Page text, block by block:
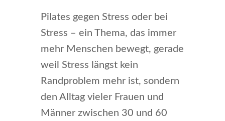
Pilates gegen Stress oder bei
Stress – ein Thema, das immer
mehr Menschen bewegt, gerade
weil Stress längst kein
Randproblem mehr ist, sondern
den Alltag vieler Frauen und
Männer zwischen 30 und 60